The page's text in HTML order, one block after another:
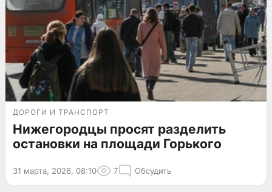
ДОРОГИ И ТРАНСПОРТ
Нижегородцы просят разделить
остановки на площади Горького
31 марта, 2026, 08:10 7 Обсудить